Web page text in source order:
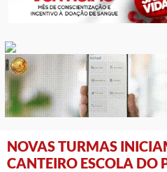
NOVAS TURMAS
CANTEIRO ESCOLA DO